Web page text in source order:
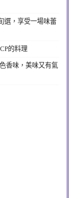
選，享受一場味蕾
的料理
香味，美味又有氣